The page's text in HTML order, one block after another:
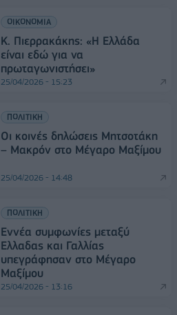
ΟΙΚΟΝΟΜΙΑ
Κ. Πιερρακάκης: «Η Ελλάδα
είναι εδώ για να
πρωταγωνιστήσει»
25/04/2026 - 15:23
ΠΟΛΙΤΙΚΗ
Οι κοινές δηλώσεις Μητσοτάκη
– Μακρόν στο Μέγαρο Μαξίμου
25/04/2026 - 14:48
ΠΟΛΙΤΙΚΗ
Εννέα συμφωνίες μεταξύ
Ελλαδας και Γαλλίας
υπεγράφησαν στο Μέγαρο
Μαξίμου
25/04/2026 - 13:16